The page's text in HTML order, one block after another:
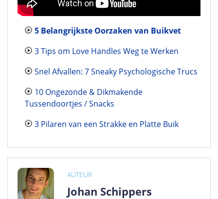
5 Belangrijkste Oorzaken van Buikvet
3 Tips om Love Handles Weg te Werken
Snel Afvallen: 7 Sneaky Psychologische Trucs
10 Ongezonde & Dikmakende
Tussendoortjes / Snacks
3 Pilaren van een Strakke en Platte Buik
AUTEUR
Johan Schippers